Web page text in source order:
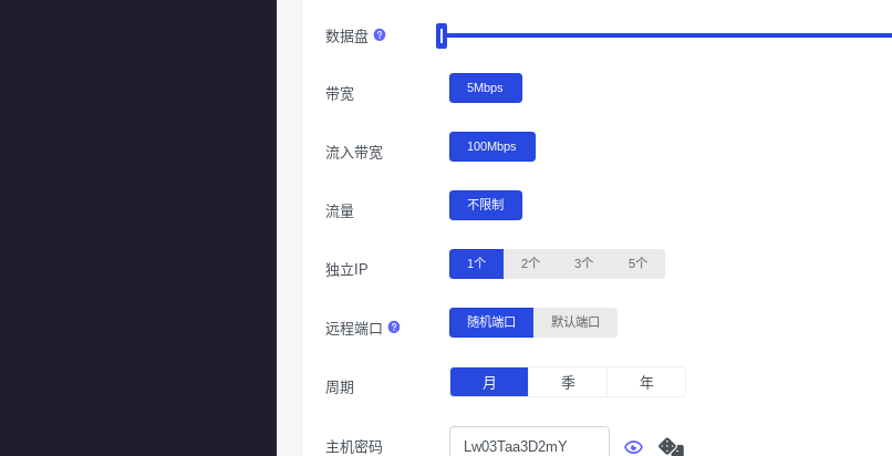
数据盘
带宽 5Mbps
流入带宽 100Mbps
流量 不限制
独立IP 1个 2个 3个 5个
远程端口 随机端口 默认端口
周期 月 季 年
主机密码